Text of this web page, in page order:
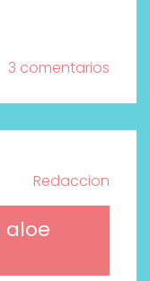
3 comentarios
Redaccion
aloe